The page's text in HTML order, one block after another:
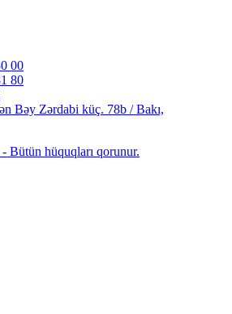
00
80
Bəy Zərdabi küç. 78b / Bakı,
hüquqları qorunur.